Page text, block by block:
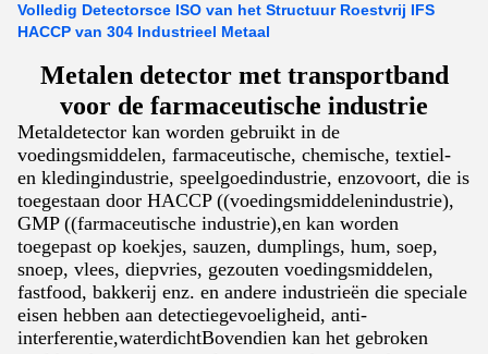
Volledig Detectorsce ISO van het Structuur Roestvrij IFS
HACCP van 304 Industrieel Metaal
Metalen detector met transportband
voor de farmaceutische industrie
Metaldetector kan worden gebruikt in de
voedingsmiddelen, farmaceutische, chemische, textiel-
en kledingindustrie, speelgoedindustrie, enzovoort, die is
toegestaan door HACCP ((voedingsmiddelenindustrie),
GMP ((farmaceutische industrie),en kan worden
toegepast op koekjes, sauzen, dumplings, hum, soep,
snoep, vlees, diepvries, gezouten voedingsmiddelen,
fastfood, bakkerij enz. en andere industrieën die speciale
eisen hebben aan detectiegevoeligheid, anti-
interferentie,waterdichtBovendien kan het gebroken